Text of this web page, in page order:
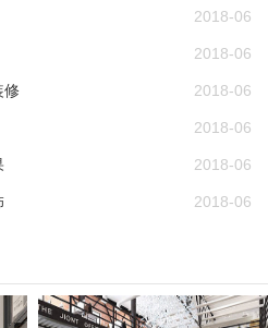
2018-06
2018-06
修 2018-06
2018-06
2018-06
2018-06